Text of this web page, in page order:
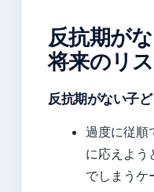
反抗期が
将来のリ
反抗期がない子
過度に従順
に応えよう
でしまうケ